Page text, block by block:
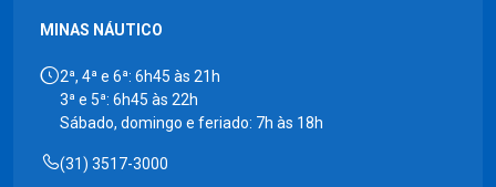
MINAS NÁUTICO
2ª, 4ª e 6ª: 6h45 às 21h
3ª e 5ª: 6h45 às 22h
Sábado, domingo e feriado: 7h às 18h
(31) 3517-3000